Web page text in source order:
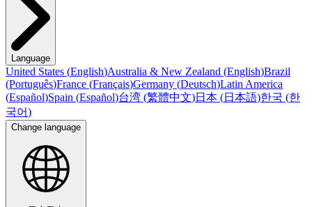
Language
United States (English)Australia & New Zealand (English)Brazil
(Português)France (Français)Germany (Deutsch)Latin America
(Español)Spain (Español)台湾 (繁體中文)日本 (日本語)한국 (한
국어)
Change language